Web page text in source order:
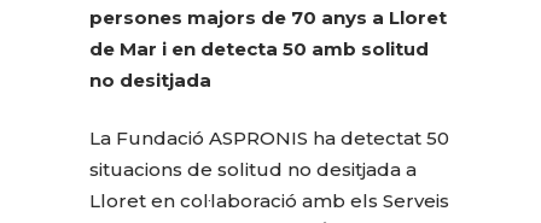
persones majors de 70 anys a Lloret
de Mar i en detecta 50 amb solitud
no desitjada
La Fundació ASPRONIS ha detectat 50
situacions de solitud no desitjada a
Lloret en col·laboració amb els Serveis